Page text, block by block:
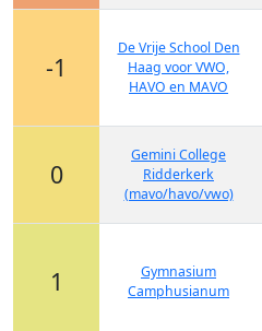
-1
De Vrije School Den
Haag voor VWO,
HAVO en MAVO
0
Gemini College
Ridderkerk
(mavo/havo/vwo)
1
Gymnasium
Camphusianum